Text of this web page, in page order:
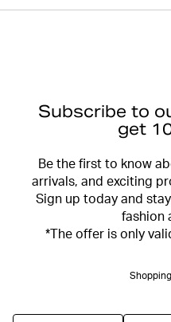
Subscribe to
get
Be the first to know
arrivals, and exciting
Sign up today and
fashion
*The offer is only